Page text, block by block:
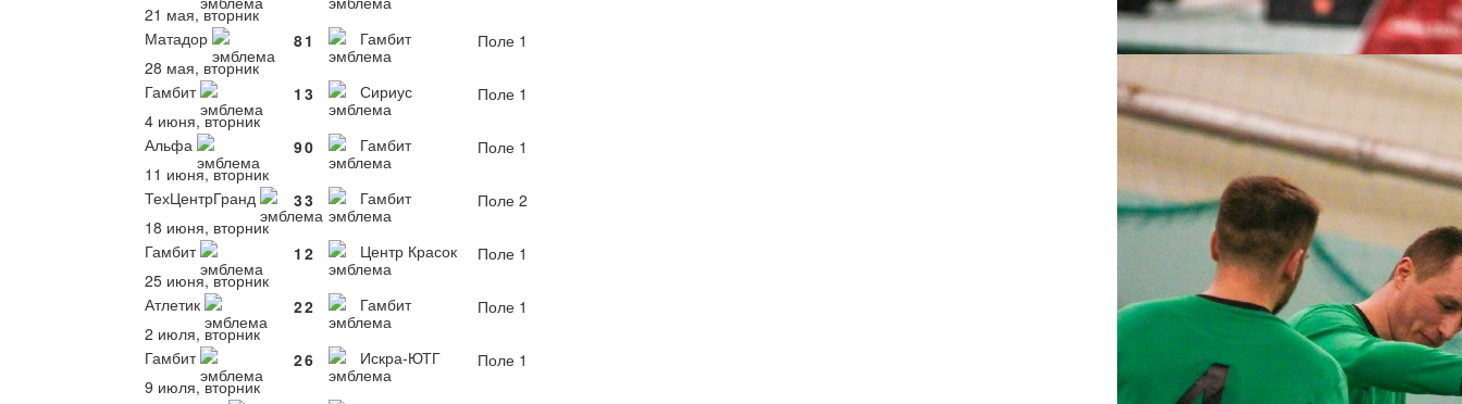
21 мая, вторник
Матадор
81 Гамбит
Поле 1
28 мая, вторник
Гамбит
1 3 Сириус
Поле 1
4 июня, вторник
Альфа
90 Гамбит
Поле 1
11 июня, вторник
ТехЦентрГранд
33 Гамбит
Поле 2
18 июня, вторник
Гамбит
1 2 Центр Красок
Поле 1
25 июня, вторник
Атлетик
22 Гамбит
Поле 1
2 июля, вторник
Гамбит
26 Искра-ЮТГ
Поле 1
9 июля, вторник